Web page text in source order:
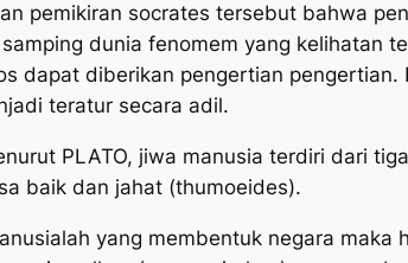
pemikiran socrates tersebut bahwa
dunia fenomem yang kelihatan
dapat diberikan pengertian
teratur secara adil.
PLATO, jiwa manusia terdiri dari
baik dan jahat (thumoeides).
yang membentuk negara